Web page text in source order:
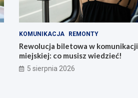
KOMUNIKACJA REMONTY
Rewolucja biletowa w komunikacji
miejskiej: co musisz wiedzieć!
5 sierpnia 2026